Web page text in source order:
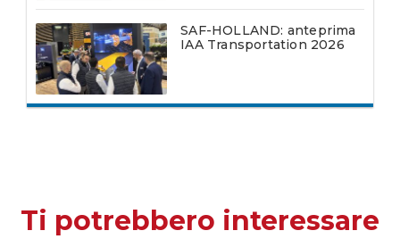
SAF-HOLLAND: anteprima
IAA Transportation 2026
Ti potrebbero interessare